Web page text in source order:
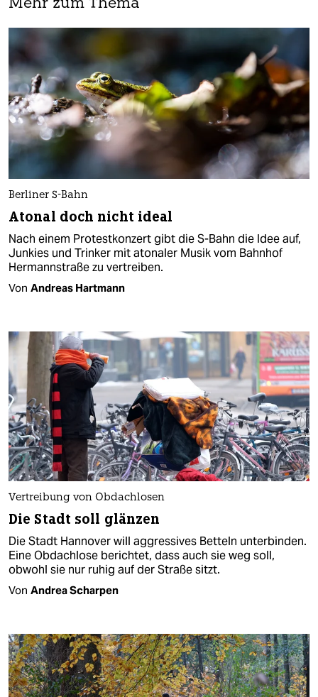
Mehr zum Thema
Berliner S-Bahn
Atonal doch nicht ideal
Nach einem Protestkonzert gibt die S-Bahn die Idee auf,
Junkies und Trinker mit atonaler Musik vom Bahnhof
Hermannstraße zu vertreiben.
Von Andreas Hartmann
Vertreibung von Obdachlosen
Die Stadt soll glänzen
Die Stadt Hannover will aggressives Betteln unterbinden.
Eine Obdachlose berichtet, dass auch sie weg soll,
obwohl sie nur ruhig auf der Straße sitzt.
Von Andrea Scharpen